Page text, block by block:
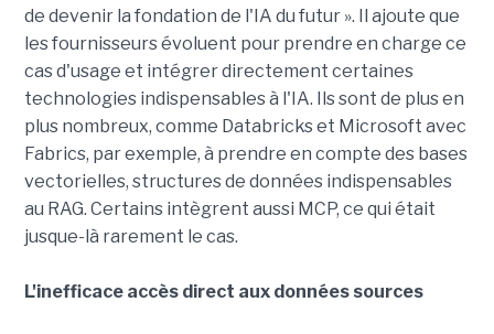
de devenir la fondation de l'IA du futur ». Il ajoute que
les fournisseurs évoluent pour prendre en charge ce
cas d'usage et intégrer directement certaines
technologies indispensables à l'IA. Ils sont de plus en
plus nombreux, comme Databricks et Microsoft avec
Fabrics, par exemple, à prendre en compte des bases
vectorielles, structures de données indispensables
au RAG. Certains intègrent aussi MCP, ce qui était
jusque-là rarement le cas.
L'inefficace accès direct aux données sources